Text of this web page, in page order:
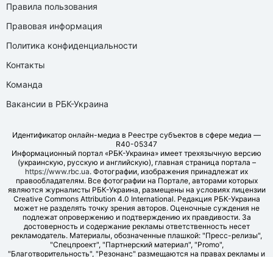
Правила пользования
Правовая информация
Политика конфиденциальности
Контакты
Команда
Вакансии в РБК-Украина
Идентификатор онлайн-медиа в Реестре субъектов в сфере медиа —
R40-05347
Информационный портал «РБК-Украина» имеет трехязычную версию
(украинскую, русскую и английскую), главная страница портала –
https://www.rbc.ua. Фотографии, изображения принадлежат их
правообладателям. Все фотографии на Портале, авторами которых
являются журналисты РБК-Украина, размещены на условиях лицензии
Creative Commons Attribution 4.0 International. Редакция РБК-Украина
может не разделять точку зрения авторов. Оценочные суждения не
подлежат опровержению и подтверждению их правдивости. За
достоверность и содержание рекламы ответственность несет
рекламодатель. Материалы, обозначенные плашкой: "Пресс-релизы",
"Спецпроект", "Партнерский материал", "Promo",
"Благотворительность", "Резонанс" размещаются на правах рекламы и